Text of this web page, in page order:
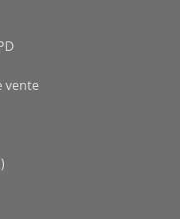
vente